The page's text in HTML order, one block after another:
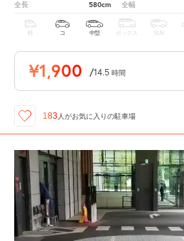
全長 580cm 全幅
軽 コ 中型 ボックス SUV
¥1,900 /14.5 時間
183 人がお気に入りの駐車場